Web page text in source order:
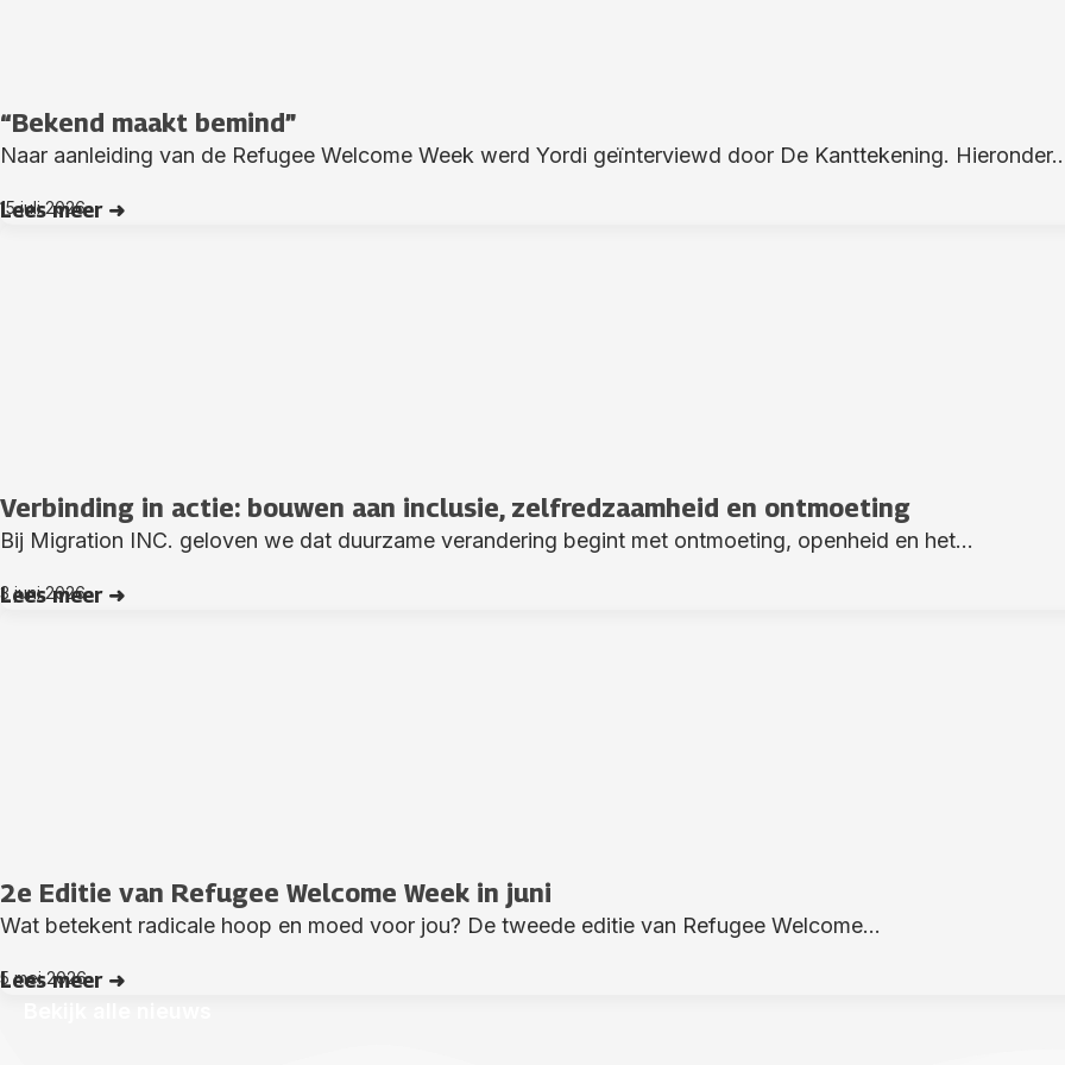
“Bekend maakt bemind”
Naar aanleiding van de Refugee Welcome Week werd Yordi geïnterviewd door De Kanttekening.
Lees meer ➜
15 juli 2026
Verbinding in actie: bouwen aan inclusie, zelfredzaamheid en ontmoeting
Bij Migration INC. geloven we dat duurzame verandering begint met ontmoeting, openheid en het...
Lees meer ➜
3 juni 2026
2e Editie van Refugee Welcome Week in juni
Wat betekent radicale hoop en moed voor jou? De tweede editie van Refugee Welcome...
Lees meer ➜
5 mei 2026